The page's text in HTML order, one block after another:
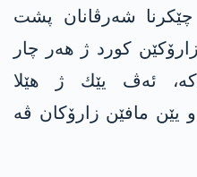
شه‌رڤانان پشت
كورد ژ هه‌ر چار
ئه‌ڤ یێك ژ هێلا
یێن مافێن زارۆكان ڤه‌